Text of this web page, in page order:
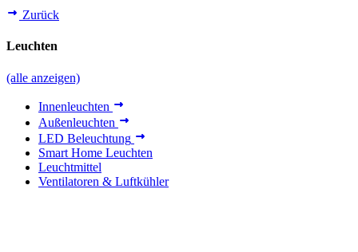
Zurück
Leuchten
(alle anzeigen)
Innenleuchten
Außenleuchten
LED Beleuchtung
Smart Home Leuchten
Leuchtmittel
Ventilatoren & Luftkühler